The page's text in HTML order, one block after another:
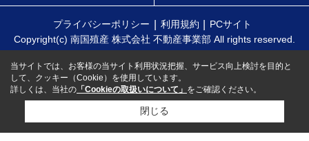
プライバシーポリシー 利用規約
PCサイト
Copyright(c) 南国殖産 株式会社 不動産事業部 All rights reserved.
当サイトでは、お客様の当サイト利用状況把握、サービス向上検討を目的と
して、クッキー（Cookie）を使用しています。
詳しくは、当社の 「Cookieの取扱いについて」 をご確認ください。
閉じる